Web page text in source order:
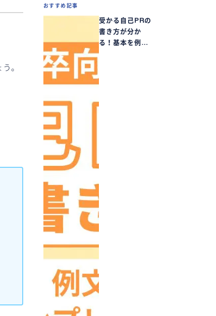
。
おすすめ記事
受かる自己PRの
書き方が分か
る！基本を例…